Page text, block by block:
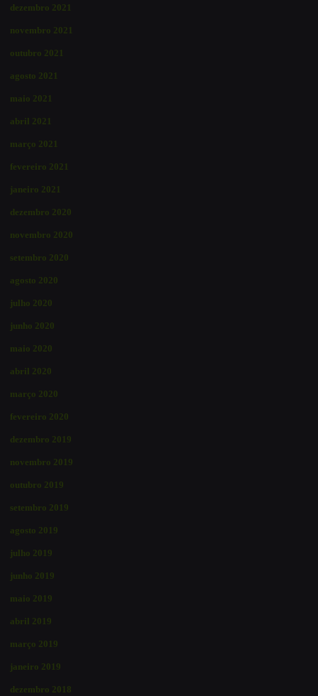
dezembro 2021
novembro 2021
outubro 2021
agosto 2021
maio 2021
abril 2021
março 2021
fevereiro 2021
janeiro 2021
dezembro 2020
novembro 2020
setembro 2020
agosto 2020
julho 2020
junho 2020
maio 2020
abril 2020
março 2020
fevereiro 2020
dezembro 2019
novembro 2019
outubro 2019
setembro 2019
agosto 2019
julho 2019
junho 2019
maio 2019
abril 2019
março 2019
janeiro 2019
dezembro 2018